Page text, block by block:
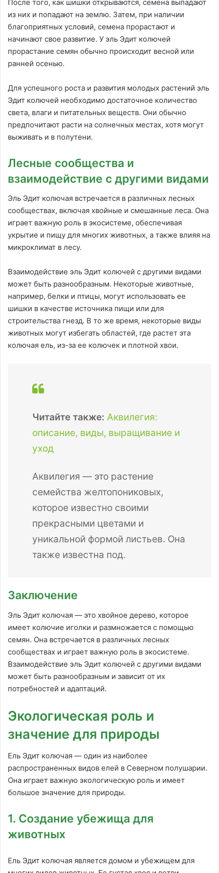
После того, как шишки открываются, семена выпадают
из них и попадают на землю. Затем, при наличии
благоприятных условий, семена прорастают и
начинают свое развитие. У эль Эдит колючей
прорастание семян обычно происходит весной или
ранней осенью.
Для успешного роста и развития молодых растений эль
Эдит колючей необходимо достаточное количество
света, влаги и питательных веществ. Они обычно
предпочитают расти на солнечных местах, хотя могут
выживать и в полутени.
Лесные сообщества и
взаимодействие с другими видами
Эль Эдит колючая встречается в различных лесных
сообществах, включая хвойные и смешанные леса. Она
играет важную роль в экосистеме, обеспечивая
укрытие и пищу для многих животных, а также влияя на
микроклимат в лесу.
Взаимодействие эль Эдит колючей с другими видами
может быть разнообразным. Некоторые животные,
например, белки и птицы, могут использовать ее
шишки в качестве источника пищи или для
строительства гнезд. В то же время, некоторые виды
животных могут избегать областей, где растет эта
колючая ель, из-за ее колючек и плотной хвои.
Читайте также: Аквилегия:
описание, виды, выращивание и
уход
Аквилегия — это растение
семейства желтопониковых,
которое известно своими
прекрасными цветами и
уникальной формой листьев. Она
также известна под.
Заключение
Эль Эдит колючая — это хвойное дерево, которое
имеет колючие иголки и размножается с помощью
семян. Она встречается в различных лесных
сообществах и играет важную роль в экосистеме.
Взаимодействие эль Эдит колючей с другими видами
может быть разнообразным и зависит от их
потребностей и адаптаций.
Экологическая роль и
значение для природы
Ель Эдит колючая — один из наиболее
распространенных видов елей в Северном полушарии.
Она играет важную экологическую роль и имеет
большое значение для природы.
1. Создание убежища для
животных
Ель Эдит колючая является домом и убежищем для